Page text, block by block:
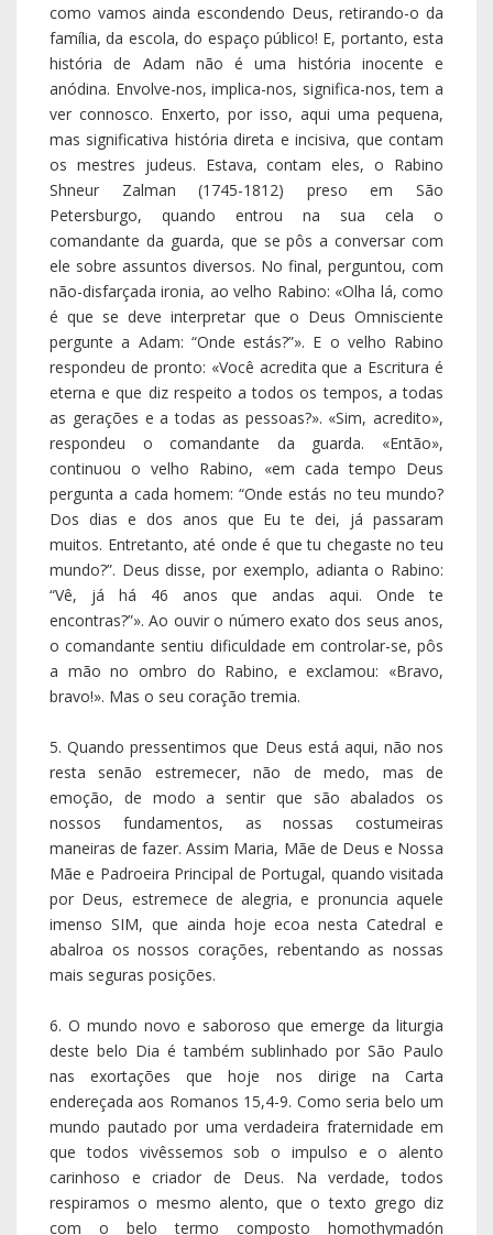
pergunte a Adam: “Onde estás?”». E o velho Rabino
respondeu de pronto: «Você acredita que a Escritura é
eterna e que diz respeito a todos os tempos, a todas
as gerações e a todas as pessoas?». «Sim, acredito»,
respondeu o comandante da guarda. «Então»,
continuou o velho Rabino, «em cada tempo Deus
pergunta a cada homem: “Onde estás no teu mundo?
Dos dias e dos anos que Eu te dei, já passaram
muitos. Entretanto, até onde é que tu chegaste no teu
mundo?”. Deus disse, por exemplo, adianta o Rabino:
“Vê, já há 46 anos que andas aqui. Onde te
encontras?”». Ao ouvir o número exato dos seus anos,
o comandante sentiu dificuldade em controlar-se, pôs
a mão no ombro do Rabino, e exclamou: «Bravo,
bravo!». Mas o seu coração tremia.
5. Quando pressentimos que Deus está aqui, não nos
resta senão estremecer, não de medo, mas de
emoção, de modo a sentir que são abalados os
nossos fundamentos, as nossas costumeiras
maneiras de fazer. Assim Maria, Mãe de Deus e Nossa
Mãe e Padroeira Principal de Portugal, quando visitada
por Deus, estremece de alegria, e pronuncia aquele
imenso SIM, que ainda hoje ecoa nesta Catedral e
abalroa os nossos corações, rebentando as nossas
mais seguras posições.
6. O mundo novo e saboroso que emerge da liturgia
nas exortações que hoje nos dirige na Carta
endereçada aos Romanos 15,4-9. Como seria belo um
mundo pautado por uma verdadeira fraternidade em
que todos vivêssemos sob o impulso e o alento
carinhoso e criador de Deus. Na verdade, todos
respiramos o mesmo alento, que o texto grego diz
com o belo termo composto homothymadón
(Romanos 15,6), que junta homós [= mesma] e
thymós [= alma], sendo que thymós deriva de thýô [=
soprar]. E que mundo maravilhoso surgiria, rompendo
acolhêssemos uns aos outros, como Cristo nos
acolheu a nós» (Romanos 15,7). Aí está então a
comunidade humana irmanada e reunida, porque
todos recebemos de Deus o mesmo alento, o mesmo
sopro criador (Génesis 2,7), e com uma só boca (en
henì stómati) e a uma só voz cantamos os louvores
do nosso Deus (Romanos 15,6). Esta linguagem e esta
harmonia enchem por inteiro a comunidade cristã
primitiva (Atos 1,14; 2,46; 5,12), reunida à volta de